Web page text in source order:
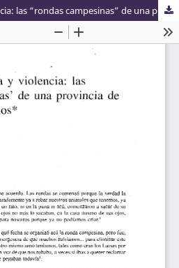
Etnicidad, justicia y violencia: las “rondas campesinas” de una provincia de los Andes peruanos